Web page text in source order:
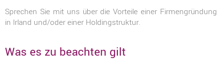
Sprechen Sie mit uns über die Vorteile einer Firmengründung
in Irland und/oder einer Holdingstruktur.
Was es zu beachten gilt